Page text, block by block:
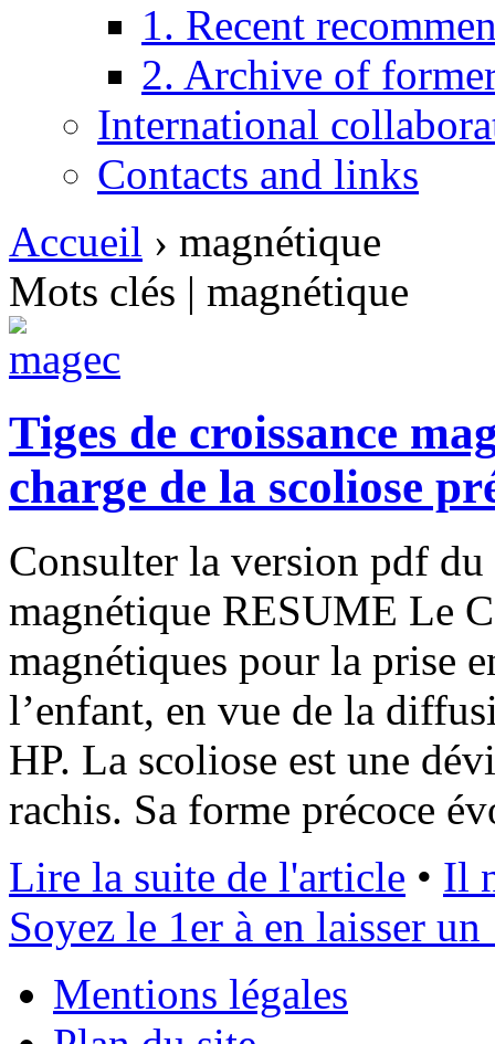
1. Recent
2. Archive of
International
Contacts and links
Accueil › magnétique
Mots clés | magnétique
Tiges de croissance
charge de la scoliose
Consulter la version pdf
magnétique RESUME Le
magnétiques pour la prise
l’enfant, en vue de la
HP. La scoliose est une
rachis. Sa forme précoce
Lire la suite de l'article • Il
Soyez le 1er à en laisser un
Mentions légales